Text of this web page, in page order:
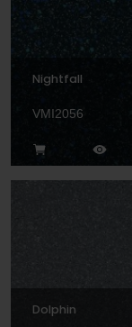
Nightfall
VMI2056
Dolphin